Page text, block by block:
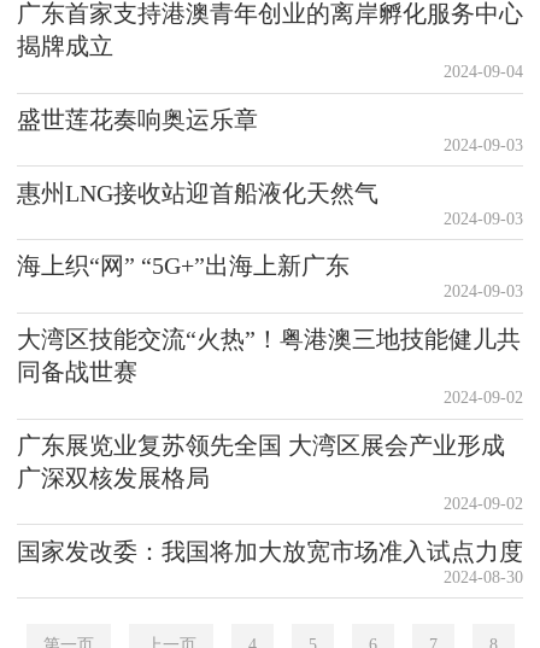
广东首家支持港澳青年创业的离岸孵化服务中心
揭牌成立
2024-09-04
盛世莲花奏响奥运乐章
2024-09-03
惠州LNG接收站迎首船液化天然气
2024-09-03
海上织“网” “5G+”出海上新广东
2024-09-03
大湾区技能交流“火热”！粤港澳三地技能健儿共
同备战世赛
2024-09-02
广东展览业复苏领先全国 大湾区展会产业形成
广深双核发展格局
2024-09-02
国家发改委：我国将加大放宽市场准入试点力度
2024-08-30